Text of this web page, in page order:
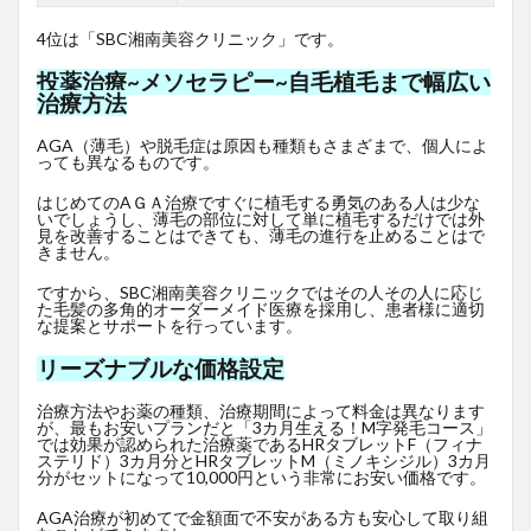
4位は「SBC湘南美容クリニック」です。
投薬治療~メソセラピー~自毛植毛まで幅広い
治療方法
AGA（薄毛）や脱毛症は原因も種類もさまざまで、個人によ
っても異なるものです。
はじめてのAＧＡ治療ですぐに植毛する勇気のある人は少な
いでしょうし、薄毛の部位に対して単に植毛するだけでは外
見を改善することはできても、薄毛の進行を止めることはで
きません。
ですから、SBC湘南美容クリニックではその人その人に応じ
た毛髪の多角的オーダーメイド医療を採用し、患者様に適切
な提案とサポートを行っています。
リーズナブルな価格設定
治療方法やお薬の種類、治療期間によって料金は異なります
が、最もお安いプランだと「3カ月生える！M字発毛コース」
では効果が認められた治療薬であるHRタブレットF （フィナ
ステリド）3カ月分とHRタブレットM（ミノキシジル）3カ月
分がセットになって10,000円という非常にお安い価格です。
AGA治療が初めてで金額面で不安がある方も安心して取り組